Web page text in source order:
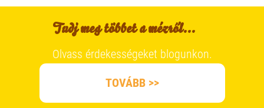
Tudj meg többet a mézről...
Olvass érdekességeket blogunkon.
TOVÁBB >>